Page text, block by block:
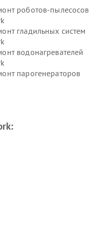
роботов-пылесосов
гладильных систем
водонагревателей
парогенераторов